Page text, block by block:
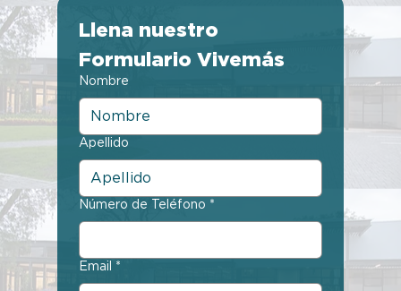
Llena nuestro
Formulario Vivemás
Nombre
Apellido
Número de Teléfono *
Email *